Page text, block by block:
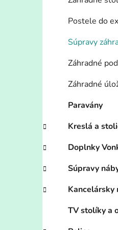
Postele do
Súpravy
Záhradné
Záhradné
Paravány
Kreslá a
Doplnky
Súpravy
Kancelársky
TV stolíky a